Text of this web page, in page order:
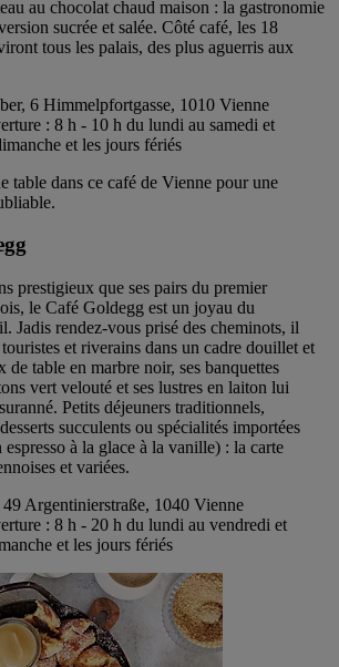
au chocolat chaud maison : la gastronomie
sucrée et salée. Côté café, les 18
tous les palais, des plus aguerris aux
6 Himmelpfortgasse, 1010 Vienne
: 8 h - 10 h du lundi au samedi et
et les jours fériés
table dans ce café de Vienne pour une
prestigieux que ses pairs du premier
le Café Goldegg est un joyau du
Jadis rendez-vous prisé des cheminots, il
et riverains dans un cadre douillet et
de table en marbre noir, ses banquettes
vert velouté et ses lustres en laiton lui
Petits déjeuners traditionnels,
succulents ou spécialités importées
à la glace à la vanille) : la carte
et variées.
Argentinierstraße, 1040 Vienne
: 8 h - 20 h du lundi au vendredi et
et les jours fériés